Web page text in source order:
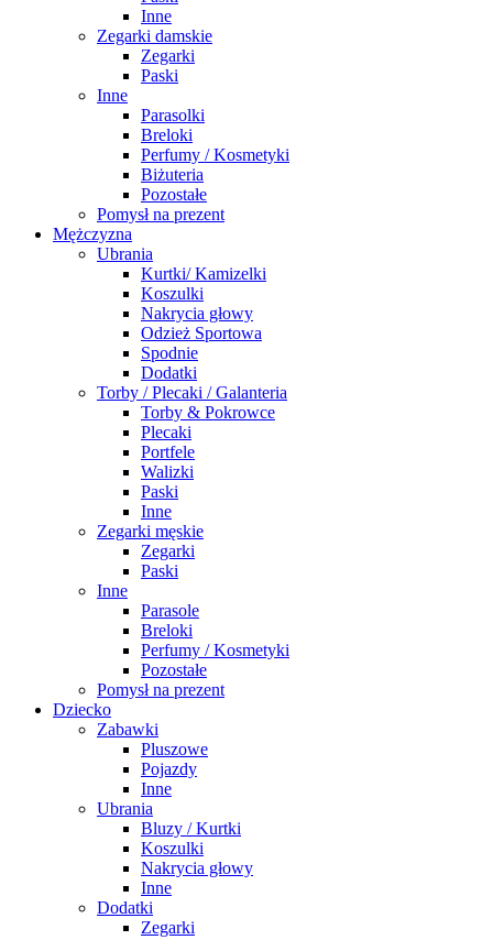
Inne
Zegarki damskie
Zegarki
Paski
Inne
Parasolki
Breloki
Perfumy / Kosmetyki
Biżuteria
Pozostałe
Pomysł na prezent
Mężczyzna
Ubrania
Kurtki/ Kamizelki
Koszulki
Nakrycia głowy
Odzież Sportowa
Spodnie
Dodatki
Torby / Plecaki / Galanteria
Torby & Pokrowce
Plecaki
Portfele
Walizki
Paski
Inne
Zegarki męskie
Zegarki
Paski
Inne
Parasole
Breloki
Perfumy / Kosmetyki
Pozostałe
Pomysł na prezent
Dziecko
Zabawki
Pluszowe
Pojazdy
Inne
Ubrania
Bluzy / Kurtki
Koszulki
Nakrycia głowy
Inne
Dodatki
Zegarki